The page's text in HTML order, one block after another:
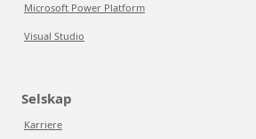
Microsoft Power Platform
Visual Studio
Selskap
Karriere